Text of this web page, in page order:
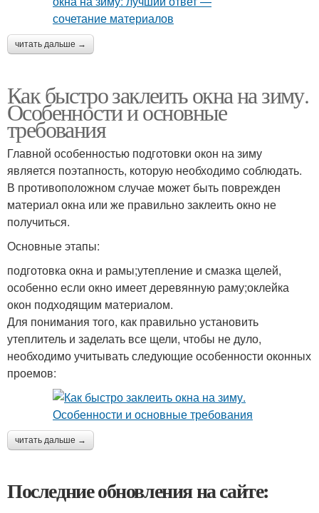
читать дальше →
Как быстро заклеить окна на зиму.
Особенности и основные
требования
Главной особенностью подготовки окон на зиму
является поэтапность, которую необходимо соблюдать.
В противоположном случае может быть поврежден
материал окна или же правильно заклеить окно не
получиться.
Основные этапы:
подготовка окна и рамы;утепление и смазка щелей,
особенно если окно имеет деревянную раму;оклейка
окон подходящим материалом.
Для понимания того, как правильно установить
утеплитель и заделать все щели, чтобы не дуло,
необходимо учитывать следующие особенности оконных
проемов:
читать дальше →
Последние обновления на сайте: